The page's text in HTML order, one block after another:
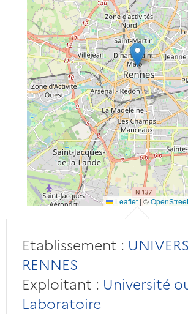
Leaflet | ©
Etablissement :
RENNES
Exploitant : Université
Laboratoire